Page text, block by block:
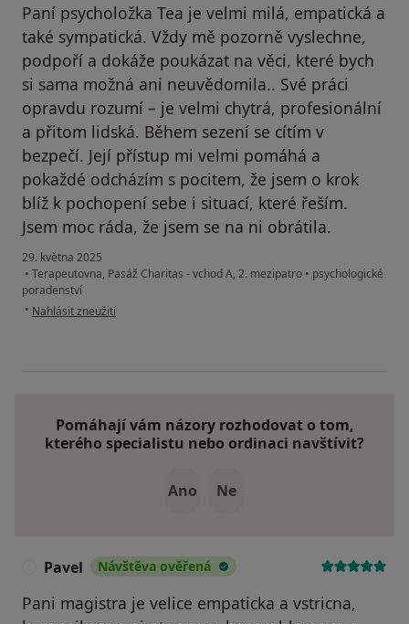
Paní psycholožka Tea je velmi milá, empatická a
také sympatická. Vždy mě pozorně vyslechne,
podpoří a dokáže poukázat na věci, které bych
si sama možná ani neuvědomila.. Své práci
opravdu rozumí – je velmi chytrá, profesionální
a přitom lidská. Během sezení se cítím v
bezpečí. Její přístup mi velmi pomáhá a
pokaždé odcházím s pocitem, že jsem o krok
blíž k pochopení sebe i situací, které řeším.
Jsem moc ráda, že jsem se na ni obrátila.
29. května 2025
• Terapeutovna, Pasáž Charitas - vchod A, 2. mezipatro • psychologické
poradenství
• podle názoru uživatele AnetaT.
Nahlásit zneužití
Pomáhají vám názory rozhodovat o tom,
kterého specialistu nebo ordinaci navštívit?
Ano Ne
Pavel Návštěva ověřená
Pani magistra je velice empaticka a vstricna,